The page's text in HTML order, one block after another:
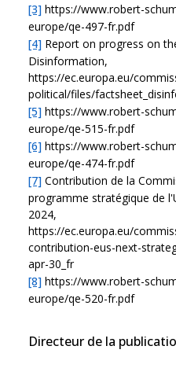
[3] https://www.robert-
europe/qe-497-fr.pdf
[4] Report on progress on
Disinformation,
https://ec.europa.eu/
political/files/
[5] https://www.robert-
europe/qe-515-fr.pdf
[6] https://www.robert-
europe/qe-474-fr.pdf
[7] Contribution de la
programme stratégique de
2024,
https://ec.europa.eu/
contribution-eus-next-
apr-30_fr
[8] https://www.robert-
europe/qe-520-fr.pdf
Directeur de la